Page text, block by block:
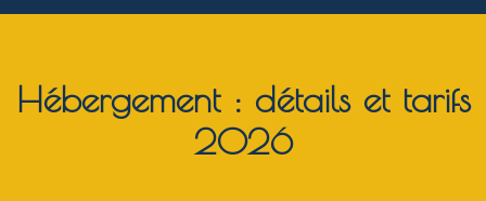
Hébergement : détails et tarifs
2026